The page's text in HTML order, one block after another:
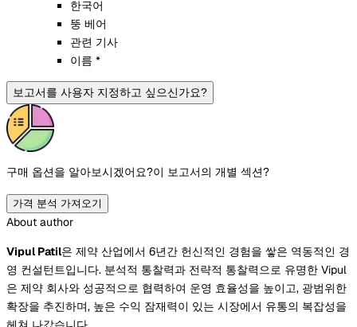
한국어
뚱 베어
관련 기사
이름 *
보고서를 사용자 지정하고 싶으신가요?
구매 옵션을 알아보시겠어요?이 보고서의 개별 섹션?
가격 분석 가져오기
About author
Vipul Patil은 제약 산업에서 6년간 헌신적인 경험을 쌓은 역동적인 경
영 컨설턴트입니다. 분석적 통찰력과 전략적 통찰력으로 유명한 Vipul
은 제약 회사와 성공적으로 협력하여 운영 효율성을 높이고, 광범위한
확장을 추진하며, 높은 수익 잠재력이 있는 시장에서 유통의 복잡성을